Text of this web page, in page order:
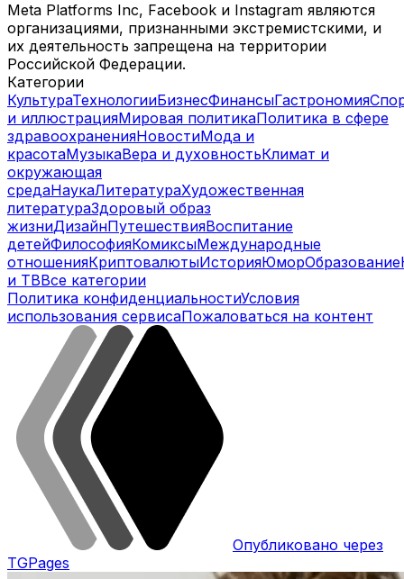
Meta Platforms Inc, Facebook и Instagram являются
организациями, признанными экстремистскими, и
их деятельность запрещена на территории
Российской Федерации.
Категории
КультураТехнологииБизнесФинансыГастрономия
и иллюстрацияМировая политикаПолитика в сфере
здравоохраненияНовостиМода и
красотаМузыкаВера и духовностьКлимат и
окружающая
средаНаукаЛитератураХудожественная
литератураЗдоровый образ
жизниДизайнПутешествияВоспитание
детейФилософияКомиксыМеждународные
отношенияКриптовалютыИсторияЮморОбразование
и ТВВсе категории
Политика конфиденциальностиУсловия
использования сервисаПожаловаться на контент
Опубликовано через
TGPages